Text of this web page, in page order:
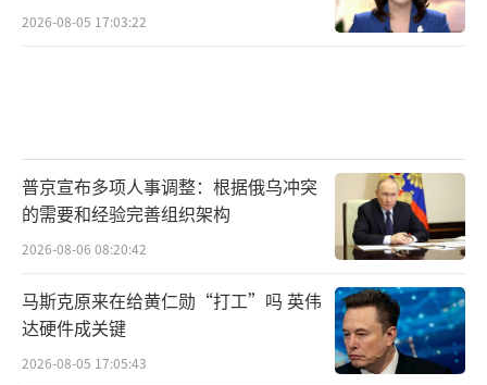
2026-08-05 17:03:22
普京宣布多项人事调整：根据俄乌冲突
的需要和经验完善组织架构
2026-08-06 08:20:42
马斯克原来在给黄仁勋“打工”吗 英伟
达硬件成关键
2026-08-05 17:05:43